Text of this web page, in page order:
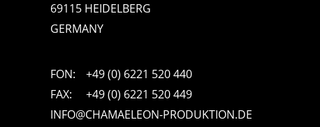
69115 HEIDELBERG
GERMANY
FON:
+49 (0) 6221 520 440
FAX:
+49 (0) 6221 520 449
INFO@CHAMAELEON-PRODUKTION.DE